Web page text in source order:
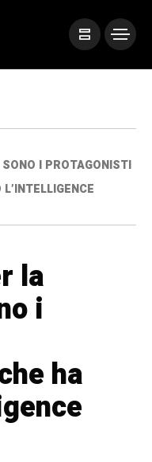
I PROTAGONISTI
la
i
ha